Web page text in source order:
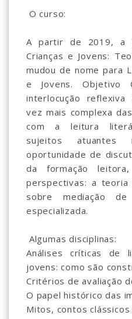
O curso:
A partir de 2019, a
Crianças e Jovens:
mudou de nome para
e Jovens. Objetivo
interlocução
vez mais complexa
com a leitura
sujeitos atuantes
oportunidade de
da formação
perspectivas: a
sobre mediação
especializada.
Algumas disciplinas:
Análises críticas de
jovens: como são
Critérios de avaliação
O papel histórico das
Mitos, contos